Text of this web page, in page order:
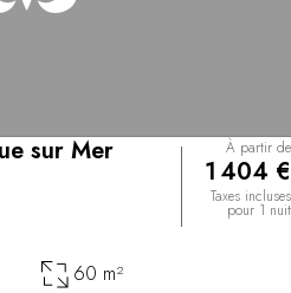
sur Mer À partir de
1 404 €
Taxes incluses
pour 1 nuit
60 m²